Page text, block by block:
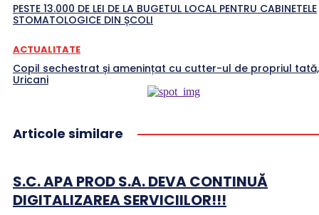
PESTE 13.000 DE LEI DE LA BUGETUL LOCAL PENTRU CABINETELE
STOMATOLOGICE DIN ȘCOLI
ACTUALITATE
Copil sechestrat și amenințat cu cutter-ul de propriul
Uricani
Articole similare
S.C. APA PROD S.A. DEVA CONTINUĂ
DIGITALIZAREA SERVICIILOR!!!